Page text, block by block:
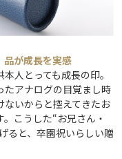
品が成長を実感
人とっても成長の印。
たアナログの目覚まし時
いからと控えてきたお
こうした“お兄さん・
ると、卒園祝いらしい贈